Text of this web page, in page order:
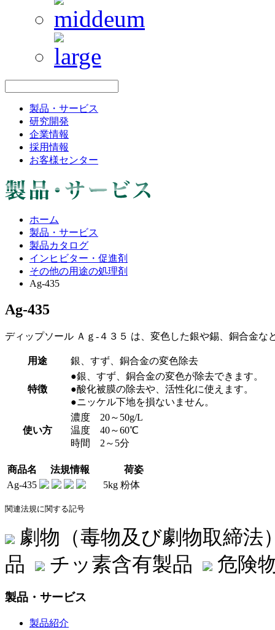
製品・サービス
研究開発
企業情報
採用情報
お客様センター
ホーム
製品・サービス
製品カタログ
インヒビター・促進剤
その他の用途の処理剤
Ag-435
Ag-435
ディップソール Ａｇ-４３５ は、変色した銀や錫、銅合金な
用途 銀、すず、銅合金の変色除去
特徴
●銀、すず、銅合金の変色が除去できます。
●酸化被膜の除去や、活性化に使えます。
●ニッケル下地を損ないません。
使い方
濃度 20～50g/L
温度 40～60℃
時間 2～5分
商品名 法規情報
荷姿
Ag-435
5kg 粉体
関連法規に関する記号
劇物（毒物及び劇物取締
品
チッ素含有製品 危険
製品・サービス
製品紹介